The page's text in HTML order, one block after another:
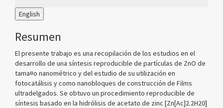
English
Resumen
El presente trabajo es una recopilación de los estudios en el
desarrollo de una síntesis reproducible de partículas de ZnO de
tama¤o nanométrico y del estudio de su utilización en
fotocatálisis y como nanobloques de construcción de Films
ultradelgados. Se obtuvo un procedimiento reproducible de
síntesis basado en la hidrólisis de acetato de zinc [Zn[Ac]2.2H20]